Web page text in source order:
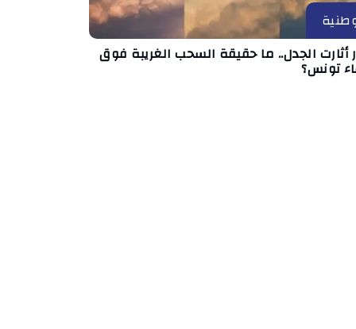
أثارت الجدل.. ما حقيقة السحب الغريبة فوق
تونس؟